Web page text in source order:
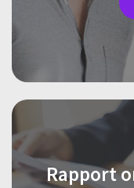
Rapport